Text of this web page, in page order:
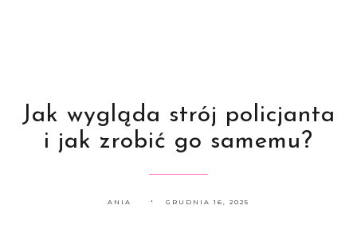
Jak wygląda strój policjanta
i jak zrobić go samemu?
ANIA GRUDNIA 16, 2025